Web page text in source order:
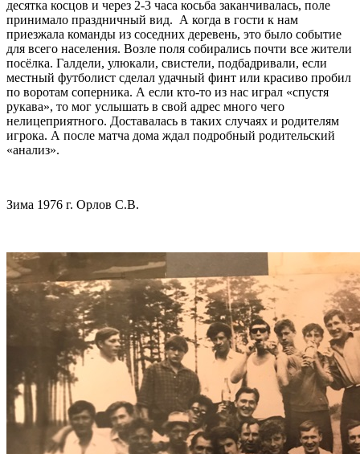
десятка косцов и через 2-3 часа косьба заканчивалась, поле
принимало праздничный вид. А когда в гости к нам
приезжала команды из соседних деревень, это было событие
для всего населения. Возле поля собирались почти все жители
посёлка. Галдели, улюкали, свистели, подбадривали, если
местный футболист сделал удачный финт или красиво пробил
по воротам соперника. А если кто-то из нас играл «спустя
рукава», то мог услышать в свой адрес много чего
нелицеприятного. Доставалась в таких случаях и родителям
игрока. А после матча дома ждал подробный родительский
«анализ».
Зима 1976 г. Орлов С.В.